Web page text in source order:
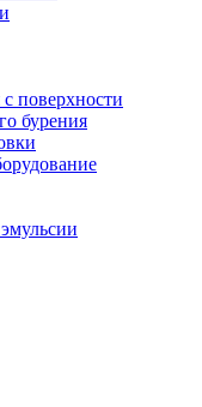
поверхности
бурения